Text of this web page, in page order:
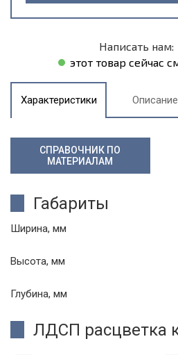
Написать нам:
этот товар сейчас
Характеристики Описание
СПРАВОЧНИК ПО
МАТЕРИАЛАМ
Габариты
Ширина, мм
Высота, мм
Глубина, мм
ЛДСП расцветка